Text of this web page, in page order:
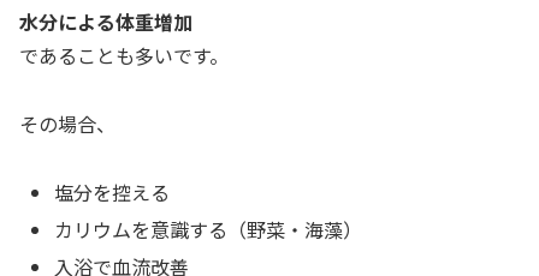
水分による体重増加
であることも多いです。
その場合、
塩分を控える
カリウムを意識する（野菜・海藻）
入浴で血流改善